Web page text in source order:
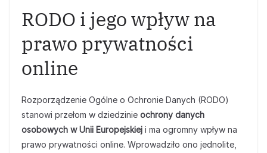
RODO i jego wpływ na
prawo prywatności
online
Rozporządzenie Ogólne o Ochronie Danych (RODO)
stanowi przełom w dziedzinie ochrony danych
osobowych w Unii Europejskiej i ma ogromny wpływ na
prawo prywatności online. Wprowadziło ono jednolite,